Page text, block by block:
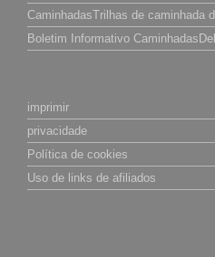
CaminhadasTrilhas de caminhada
Boletim Informativo
imprimir
privacidade
Política de cookies
Uso de links de afiliados